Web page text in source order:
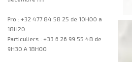
Pro : +32 477 84 58 25 de 10H00 a
18H20
Particuliers : +33 6 26 99 55 48 de
9H30 A 18H00